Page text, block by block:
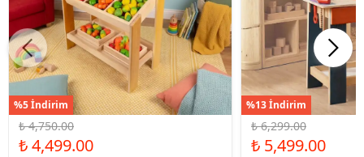
%5 İndirim
₺ 4,750.00
₺ 4,499.00
%13 İndirim
₺ 6,299.00
₺ 5,499.00